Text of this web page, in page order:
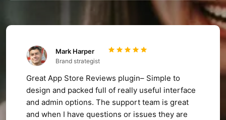
Mark Harper
Brand strategist
Great App Store Reviews plugin– Simple to
design and packed full of really useful interface
and admin options. The support team is great
and when I have questions or issues they are